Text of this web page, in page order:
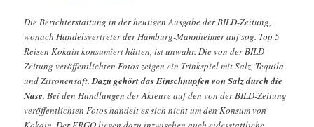
Die Berichterstattung in der heutigen Ausgabe der BILD-Zeitung,
wonach Handelsvertreter der Hamburg-Mannheimer auf sog. Top 5
Reisen Kokain konsumiert hätten, ist unwahr. Die von der BILD-
Zeitung veröffentlichten Fotos zeigen ein Trinkspiel mit Salz, Tequila
und Zitronensaft.Dazu gehört das Einschnupfen von Salz durch die
Nase. Bei den Handlungen der Akteure auf den von der BILD-Zeitung
veröffentlichten Fotos handelt es sich nicht um den Konsum von